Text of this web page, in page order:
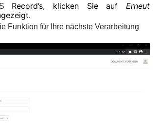
Record’s, klicken Sie aufErneut
Funktion für Ihre nächste Verarbeitung